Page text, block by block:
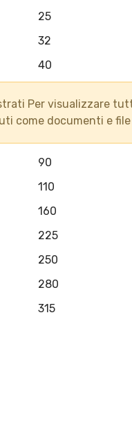
25
32
40
90
110
160
225
250
280
315
Per visualizzare
come documenti e file